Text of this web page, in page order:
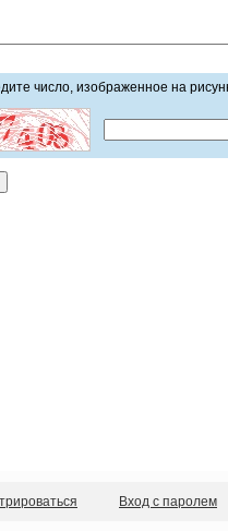
число, изображенное на
Вход с паролем